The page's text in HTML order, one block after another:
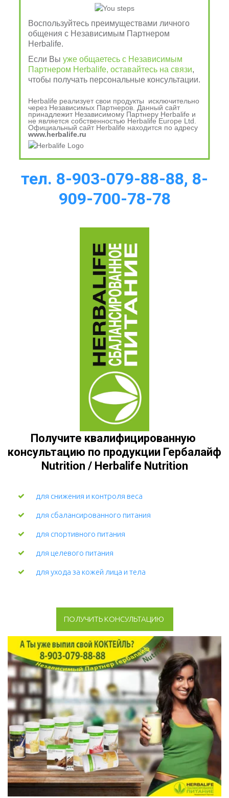
- для поддержания здорового
функционирования пищеварительной системы,
выведение отходов и токсинов
здоровья сердца, помогают избавиться от лишнего
веса и стресса
Чтобы узнать больше о
продукции Herbalife
Nutrition, позвоните по
тел. 8-903-079-88-88, 8-
909-700-78-78
Получите квалифицированную
консультацию по продукции Гербалайф
Nutrition / Herbalife Nutrition
для снижения и контроля веса
для сбалансированного питания
для спортивного питания
для целевого питания
для ухода за кожей лица и тела
ПОЛУЧИТЬ КОНСУЛЬТАЦИЮ
Воспользуйтесь преимуществами личного
общения с Независимым Партнером
Herbalife.
Если Выуже общаетесь с Независимым
Партнером Herbalife, оставайтесь на связи,
чтобы получать персональные консультации.
Herbalife реализует свои продукты исключительно
через Независимых Партнеров. Данный сайт
принадлежит Независимому Партнеру Herbalife и
не является собственностью Herbalife Europe Ltd.
Официальный сайт Herbalife находится по адресу
www.herbalife.ru